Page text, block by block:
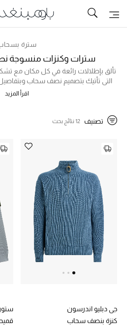
تخفيضات
جديد في الخصومات
النساء
الأطفال
مستلزمات المنزل
خصم حتى 70%
تسوقوا الآن
سترة
سترات وكنزات منسوجة
تألق بإطلالات رائعة في كل مكان مع
التي تأتيك بتصميم نصف سحاب
لارتداء مريح. تنتظرك خيارات متنوعة من
بين الدفء والراحة بشكل مثالي، والكثير
اقرأ المزيد
تصنيف 12 نتائج بحث
جي دبليو اندرسون
كنزة بنصف سحاب